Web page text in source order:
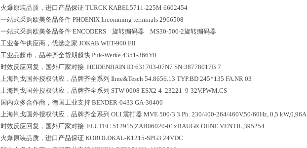
火爆原装品质，进口产品保证 TURCK KABEL5711-225M 6602454
一站式采购欧美备品备件 PHOENIX Incomming terminals 2966508
一站式采购欧美备品备件 ENCODERS 旋转编码器 MS30-500-2旋转编码器
工业备件供应商，优选之家 JOKAB WET-900 FII
工业品超市，品种齐全货期超快 Puk-Werke 4351-366Y0
时效反应回复，国外厂家对接 HEIDENHAIN ID:631703-07N7 SN:38778017B 7
上海荆戈国外授权供应，品牌齐全系列 Ihne&Tesch 54.8656.13 TYP.BD 245*135 FA.NR 03
上海荆戈国外授权供应，品牌齐全系列 STW-0008 ESX2-4 23221 9-32V.PWM.CS
国内众多合作商，德国工业支持 BENDER-0433 GA-30400
上海荆戈国外授权供应，品牌齐全系列 OLI 震打器 MVE 500/3 3 Ph. 230/400-264/460V,50/60Hz, 0,5 kW,0,96A
时效反应回复，国外厂家对接 FLUTEC 512915,ZAB06020-01xBAUGR.OHNE VENTIL,395254
火爆原装品质，进口产品保证 KOBOLDKAL-K1215-SPG3 24VDC